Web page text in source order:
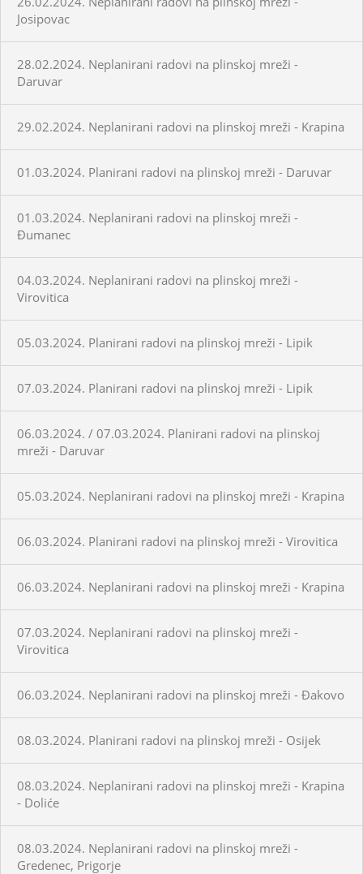
Josipovac
28.02.2024. Neplanirani radovi na plinskoj mreži -
Daruvar
29.02.2024. Neplanirani radovi na plinskoj mreži - Krapina
01.03.2024. Planirani radovi na plinskoj mreži - Daruvar
01.03.2024. Neplanirani radovi na plinskoj mreži -
Đumanec
04.03.2024. Neplanirani radovi na plinskoj mreži -
Virovitica
05.03.2024. Planirani radovi na plinskoj mreži - Lipik
07.03.2024. Planirani radovi na plinskoj mreži - Lipik
06.03.2024. / 07.03.2024. Planirani radovi na plinskoj
mreži - Daruvar
05.03.2024. Neplanirani radovi na plinskoj mreži - Krapina
06.03.2024. Planirani radovi na plinskoj mreži - Virovitica
06.03.2024. Neplanirani radovi na plinskoj mreži - Krapina
07.03.2024. Neplanirani radovi na plinskoj mreži -
Virovitica
06.03.2024. Neplanirani radovi na plinskoj mreži - Đakovo
08.03.2024. Planirani radovi na plinskoj mreži - Osijek
08.03.2024. Neplanirani radovi na plinskoj mreži - Krapina
- Doliće
08.03.2024. Neplanirani radovi na plinskoj mreži -
Gredenec, Prigorje